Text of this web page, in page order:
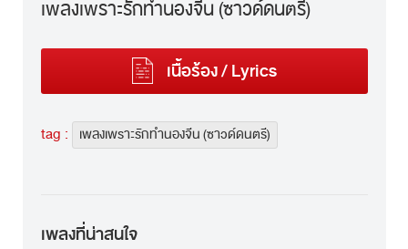
เพลงเพราะรักทำนองจีน (ซาวด์ดนตรี)
เนื้อร้อง / Lyrics
tag : เพลงเพราะรักทำนองจีน (ซาวด์ดนตรี)
เพลงที่น่าสนใจ